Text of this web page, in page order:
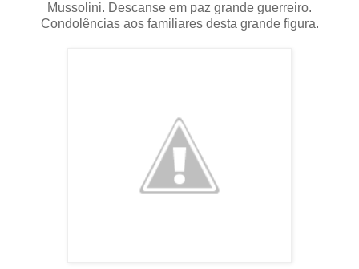
Mussolini. Descanse em paz grande guerreiro.
Condolências aos familiares desta grande figura.